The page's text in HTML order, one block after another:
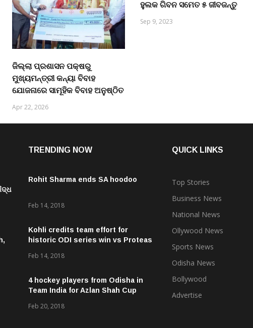
ଜିଲ୍ଲା ପ୍ରଶାସନ ପକ୍ଷରୁ
ମୁଖ୍ୟମନ୍ତ୍ରୀ କନ୍ୟା ବିବାହ
ଯୋଜନାରେ ସାମୂହିକ ବିବାହ ଅନୁଷ୍ଠିତ
Apr 22, 2026
ହୁଲକ ଗିବନ ସମେତ ୫ ଜୀବଜନ୍ତୁ
Sep 9, 2023
TRENDING NOW
Rohit Sharma ends SA hoodoo
Feb 14, 2018
Kohli credits team effort for
historic ODI series win vs Proteas
Feb 14, 2018
4 hockey players from Odisha in
Team India for Azlan Shah Cup
Feb 20, 2018
QUICK LINKS
Top Stories
Business News
National News
Ollywood News
Sports News
Odisha News
Bollywood
Advertise